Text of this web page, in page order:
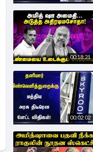
00:18:21
00:02:02